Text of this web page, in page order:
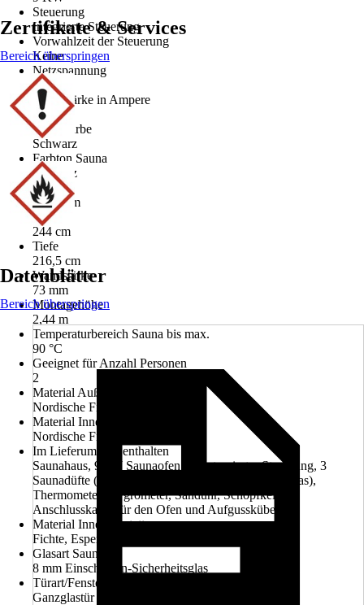
Steuerung
Integrierte Steuerung
Vorwahlzeit der Steuerung
Keine
Netzspannung
400 V
Stromstärke in Ampere
16 A
Grundfarbe
Schwarz
Farbton Sauna
Schwarz
Breite
219,5 cm
Höhe
244 cm
Tiefe
216,5 cm
Wandstärke
73 mm
Montagehöhe
2,44 m
Temperaturbereich Sauna bis max.
90 °C
Geeignet für Anzahl Personen
2
Material Außenverkleidung
Nordische Fichte
Material Innenverkleidung
Nordische Fichte
Im Lieferumfang enthalten
Saunahaus, 9 kW Saunaofen mit integrierter Steuerung, 3
Saunadüfte (Fichtennadel, Latschenkiefer, Lemongras),
Thermometer, Hygrometer, Sanduhr, Schöpfkelle,
Anschlusskabel für den Ofen und Aufgusskübel
Material Innenausstattung
Fichte, Espenholz
Glasart Sauna
8 mm Einscheiben-Sicherheitsglas
Türart/Fensterart Sauna
Ganzglastür aus Klarglas
Zertifikate & Services
Bereich überspringen
Datenblätter
Bereich überspringen